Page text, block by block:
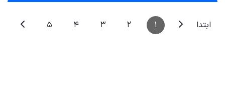
Leaflet | Map data © ariamarz.com
ابتدا 1
2
3
4
5